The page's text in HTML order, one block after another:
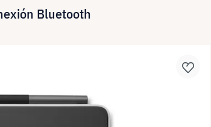
Bluetooth